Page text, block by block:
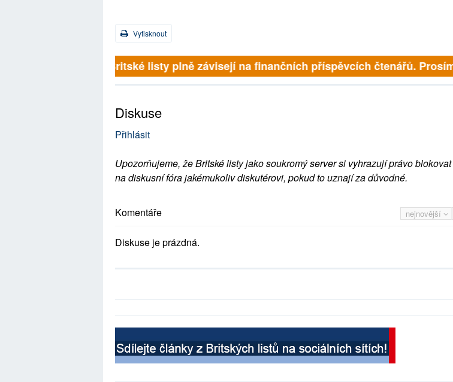
Vytisknout
Britské listy plně závisejí na finančních příspěvcích čtenářů.
Diskuse
Přihlásit
Upozorňujeme, že Britské listy jako soukromý server si vyhrazují právo
na diskusní fóra jakémukoliv diskutérovi, pokud to uznají za důvodné.
nejnovější
Komentáře
Diskuse je prázdná.